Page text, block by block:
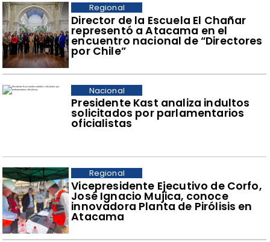
​Director de la Escuela El Chañar
representó a Atacama en el
encuentro nacional de “Directores
por Chile”
Regional
Presidente Kast analiza indultos
solicitados por parlamentarios
oficialistas
Nacional
​Vicepresidente Ejecutivo de Corfo,
José Ignacio Mujica, conoce
innovadora Planta de Pirólisis en
Atacama
Regional